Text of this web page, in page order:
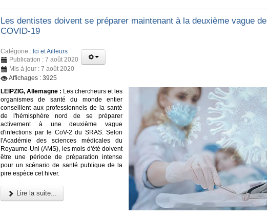
Les dentistes doivent se préparer maintenant à la deuxième vague de
COVID-19
Catégorie : Ici et Ailleurs
Publication : 7 août 2020
Mis à jour : 7 août 2020
Affichages : 3925
LEIPZIG, Allemagne : Les chercheurs et les
organismes de santé du monde entier
conseillent aux professionnels de la santé
de l'hémisphère nord de se préparer
activement à une deuxième vague
d'infections par le CoV-2 du SRAS. Selon
l'Académie des sciences médicales du
Royaume-Uni (AMS), les mois d'été doivent
être une période de préparation intense
pour un scénario de santé publique de la
pire espèce cet hiver.
Lire la suite...